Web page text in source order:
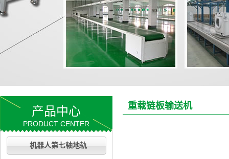
产品中心
PRODUCT CENTER
机器人第七轴地轨
重载链板输送机